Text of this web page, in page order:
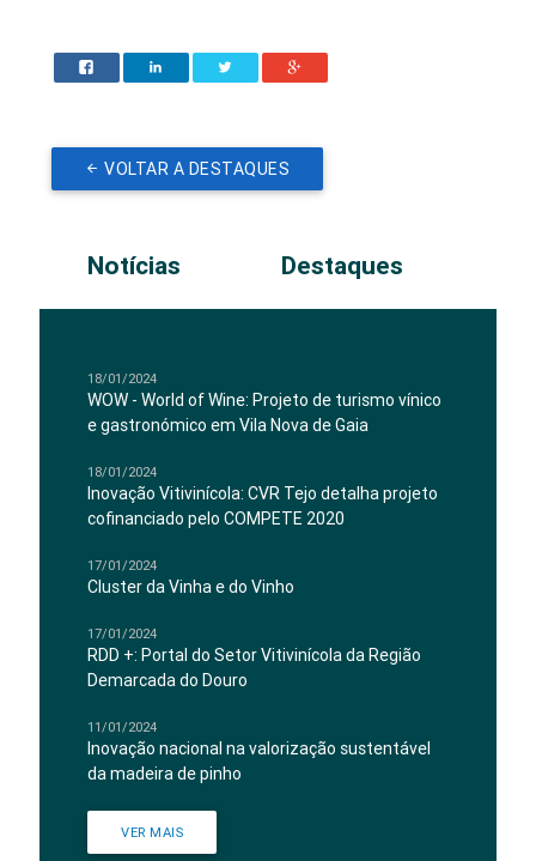
VOLTAR A DESTAQUES
Notícias Destaques
18/01/2024
WOW - World of Wine: Projeto de turismo vínico
e gastronómico em Vila Nova de Gaia
18/01/2024
Inovação Vitivinícola: CVR Tejo detalha projeto
cofinanciado pelo COMPETE 2020
17/01/2024
Cluster da Vinha e do Vinho
17/01/2024
RDD +: Portal do Setor Vitivinícola da Região
Demarcada do Douro
11/01/2024
Inovação nacional na valorização sustentável
da madeira de pinho
VER MAIS